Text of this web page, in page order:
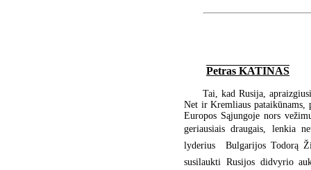
Petras KATINAS
Tai, kad Rusija,
Net ir Kremliaus
Europos Sąjungoje nors
geriausiais draugais, lenkia
lyderius  Bulgarijos Todorą
susilaukti Rusijos didvyrio